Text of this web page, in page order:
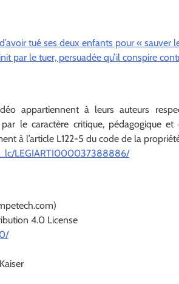
tué ses deux enfants pour « sauver
par le tuer, persuadée qu’il conspire
appartiennent à leurs auteurs
le caractère critique, pédagogique
à l’article L122-5 du code de la
LEGIARTI000037388886/
4.0 License